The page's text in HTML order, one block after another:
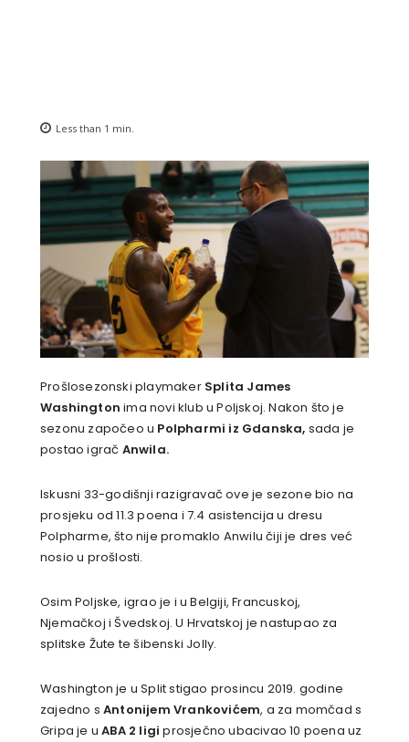
Less than 1 min.
Prošlosezonski playmaker Splita James
Washington ima novi klub u Poljskoj. Nakon što je
sezonu započeo u Polpharmi iz Gdanska, sada je
postao igrač Anwila.
Iskusni 33-godišnji razigravač ove je sezone bio na
prosjeku od 11.3 poena i 7.4 asistencija u dresu
Polpharme, što nije promaklo Anwilu čiji je dres već
nosio u prošlosti.
Osim Poljske, igrao je i u Belgiji, Francuskoj,
Njemačkoj i Švedskoj. U Hrvatskoj je nastupao za
splitske Žute te šibenski Jolly.
Washington je u Split stigao prosincu 2019. godine
zajedno s Antonijem Vrankovićem, a za momčad s
Gripa je uABA 2 ligi prosječno ubacivao 10 poena uz